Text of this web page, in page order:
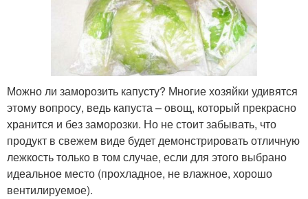
Можно ли заморозить капусту? Многие хозяйки удивятся
этому вопросу, ведь капуста – овощ, который прекрасно
хранится и без заморозки. Но не стоит забывать, что
продукт в свежем виде будет демонстрировать отличную
лежкость только в том случае, если для этого выбрано
идеальное место (прохладное, не влажное, хорошо
вентилируемое).